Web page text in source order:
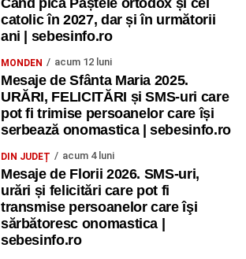
Când pică Paștele ortodox și cel
catolic în 2027, dar și în următorii
ani | sebesinfo.ro
MONDEN acum 12 luni
Mesaje de Sfânta Maria 2025.
URĂRI, FELICITĂRI și SMS-uri care
pot fi trimise persoanelor care își
serbează onomastica | sebesinfo.ro
DIN JUDEȚ acum 4 luni
Mesaje de Florii 2026. SMS-uri,
urări și felicitări care pot fi
transmise persoanelor care îşi
sărbătoresc onomastica |
sebesinfo.ro